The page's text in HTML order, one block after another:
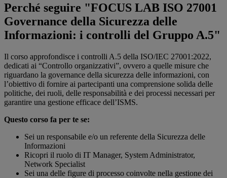
Perché seguire "FOCUS LAB ISO 27001
Governance della Sicurezza delle
Informazioni: i controlli del Gruppo A.5"
Il corso approfondisce i controlli A.5 della ISO/IEC 27001:2022,
dedicati ai “Controllo organizzativi”, ovvero a quelle misure che
riguardano la governance della sicurezza delle informazioni, con
l’obiettivo di fornire ai partecipanti una comprensione solida delle
politiche, dei ruoli, delle responsabilità e dei processi necessari per
garantire una gestione efficace dell’ISMS.
Questo corso fa per te se:
Sei un responsabile e/o un referente della Sicurezza delle
Informazioni
Ricopri il ruolo di IT Manager, System Administrator,
Network Specialist
Sei una delle figure di processo coinvolte nella gestione dei